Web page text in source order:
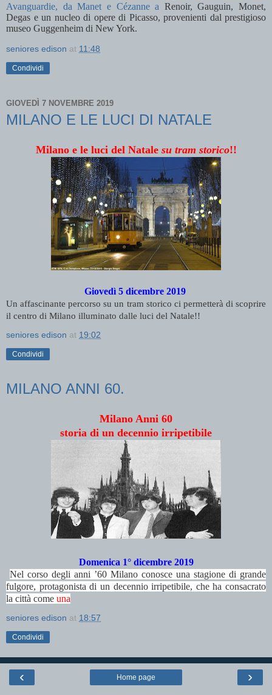
Avanguardie, da Manet e Cézanne a Renoir, Gauguin, Monet,
Degas e un nucleo di opere di Picasso, provenienti dal prestigioso
museo Guggenheim di New York.
seniores edison at 11:48
Condividi
GIOVEDÌ 7 NOVEMBRE 2019
MILANO E LE LUCI DI NATALE
Milano e le luci del Natale su tram storico!!
Giovedì 5 dicembre 2019
Un affascinante percorso su un tram storico ci permetterà di scoprire
il centro di Milano illuminato dalle luci del Natale!!
seniores edison at 19:02
Condividi
MILANO ANNI 60.
Milano Anni 60
storia di un decennio irripetibile
Domenica 1° dicembre 2019
Nel corso degli anni ’60 Milano conosce una stagione di grande
fulgore, protagonista di un decennio irripetibile, che ha consacrato
la città come una
seniores edison at 18:57
Condividi
‹ ›
Home page